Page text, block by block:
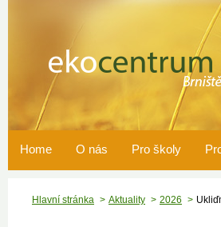
Home O nás Pro školy
Hlavní stránka Aktuality 2026